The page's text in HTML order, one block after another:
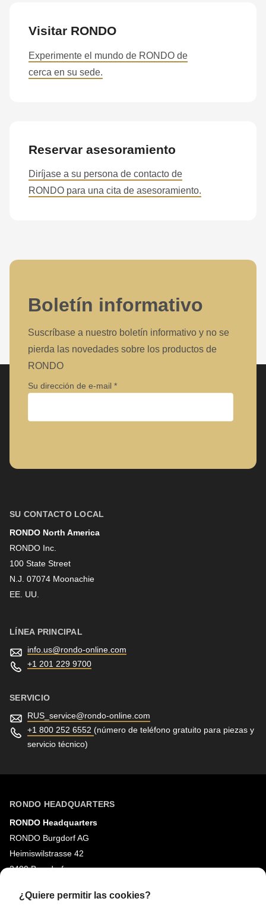
Visitar RONDO
Experimente el mundo de RONDO de
cerca en su sede.
Reservar asesoramiento
Diríjase a su persona de contacto de
RONDO para una cita de asesoramiento.
Boletín informativo
Suscríbase a nuestro boletín informativo y no se
pierda las novedades sobre los productos de
RONDO
Su dirección de e-mail
Apellido
SU CONTACTO LOCAL
RONDO North America
RONDO Inc.
100 State Street
N.J. 07074 Moonachie
EE. UU.
LÍNEA PRINCIPAL
info.us@rondo-online.com
+1 201 229 9700
SERVICIO
RUS_service@rondo-online.com
+1 800 252 6552 (número de teléfono gratuito para piezas y
servicio técnico)
RONDO HEADQUARTERS
RONDO Headquarters
RONDO Burgdorf AG
Heimiswilstrasse 42
3400 Burgdorf
¿Quiere permitir las cookies?